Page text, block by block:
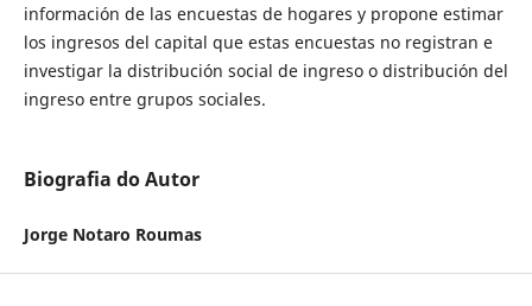
información de las encuestas de hogares y propone estimar
los ingresos del capital que estas encuestas no registran e
investigar la distribución social de ingreso o distribución del
ingreso entre grupos sociales.
Biografia do Autor
Jorge Notaro Roumas